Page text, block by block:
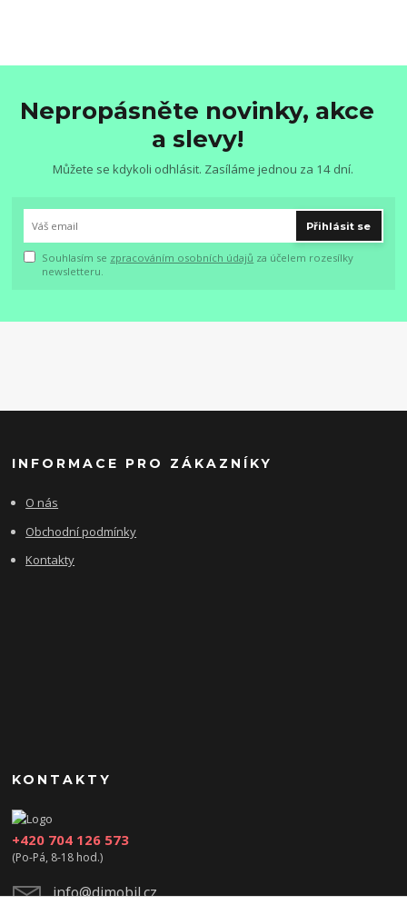
Nepropásněte novinky, akce
a slevy!
Můžete se kdykoli odhlásit. Zasíláme jednou za 14 dní.
Přihlásit se
Souhlasím se zpracováním osobních údajů za účelem rozesílky
newsletteru.
INFORMACE PRO ZÁKAZNÍKY
O nás
Obchodní podmínky
Kontakty
KONTAKTY
+420 704 126 573
(Po-Pá, 8-18 hod.)
info@djmobil.cz